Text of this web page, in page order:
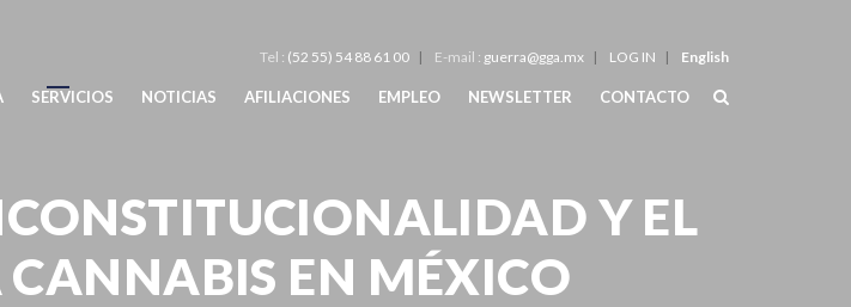
Tel : (52 55) 54 88 61 00 E-mail : guerra@gga.mx LOG IN English
SERVICIOS NOTICIAS AFILIACIONES EMPLEO NEWSLETTER CONTACTO
Y EL
EN MÉXICO